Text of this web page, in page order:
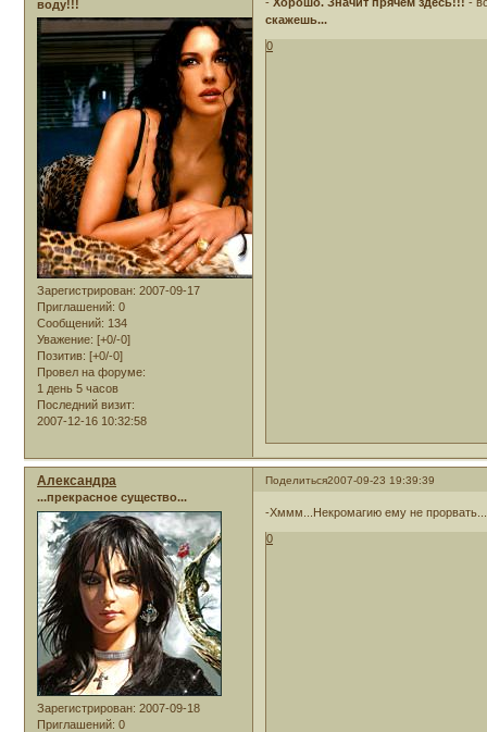
воду!!!
Зарегистрирован: 2007-09-17
Приглашений: 0
Сообщений: 134
Уважение: [+0/-0]
Позитив: [+0/-0]
Провел на форуме:
1 день 5 часов
Последний визит:
2007-12-16 10:32:58
- Хорошо. Значит прячем здесь!!! -
скажешь...
0
Поделиться2007-09-23 19:39:39
Александра
...прекрасное существо...
Зарегистрирован: 2007-09-18
Приглашений: 0
-Хммм...Некромагию ему не
0